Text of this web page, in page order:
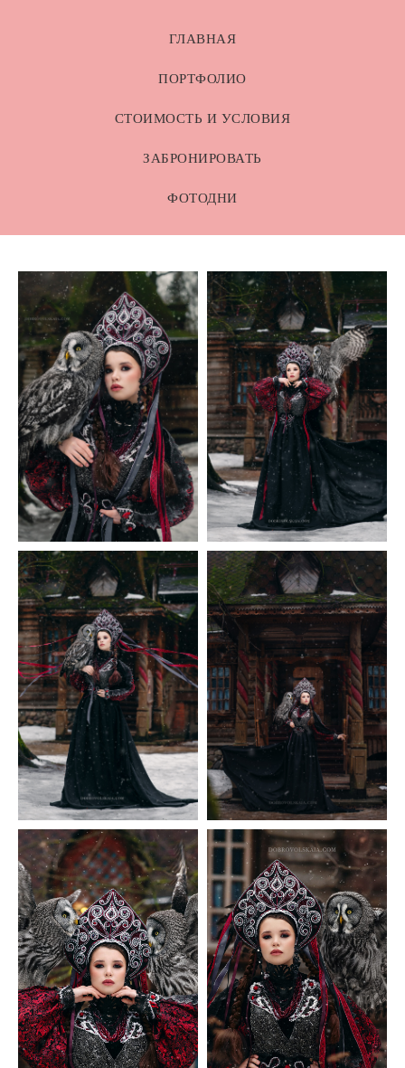
ГЛАВНАЯ
ПОРТФОЛИО
СТОИМОСТЬ И УСЛОВИЯ
ЗАБРОНИРОВАТЬ
ФОТОДНИ